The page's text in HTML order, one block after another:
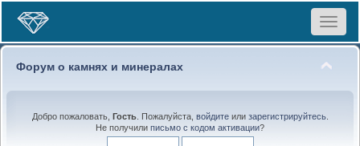
Toggle
Форум о камнях и минералах
Добро пожаловать, Гость. Пожалуйста, войдитеили зарегистрируйтесь.
Не получили письмо с кодом активации?